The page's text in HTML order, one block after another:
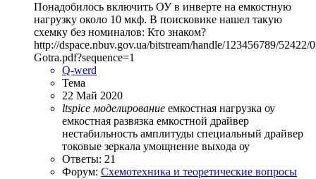
Понадобилось включить ОУ в инверте на емкостную
нагрузку около 10 мкф. В поисковике нашел такую
схемку без номиналов: Кто знаком?
http://dspace.nbuv.gov.ua/bitstream/handle/123456789/52422/
Gotra.pdf?sequence=1
Q-werd
Тема
22 Май 2020
ltspice моделирование емкостная нагрузка оу
емкостная развязка емкостной драйвер
нестабильность амплитуды специальный драйвер
токовые зеркала умощнение выхода оу
Ответы: 21
Форум: Схемотехника и теоретические вопросы